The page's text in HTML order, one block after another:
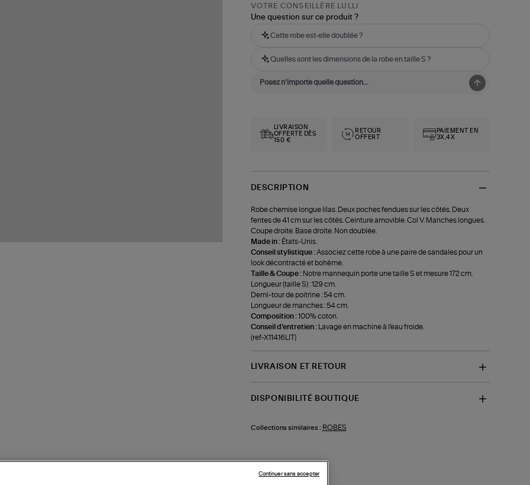
VOTRE CONSEILLÈRE LULLI
Une question sur ce produit ?
Cette robe est-elle doublée ?
Quelles sont les dimensions de la robe en taille S ?
LIVRAISON
OFFERTE DÈS
150 €
RETOUR
OFFERT
PAIEMENT EN
3X,4X
DESCRIPTION
Robe chemise longue lilas. Deux poches fendues sur les côtés. Deux
fentes de 41 cm sur les côtés. Ceinture amovible. Col V. Manches longues.
Coupe droite. Base droite. Non doublée.
Made in : États-Unis.
Conseil stylistique :Associez cette robe à une paire de sandales pour un
look décontracté et bohème.
Taille & Coupe : Notre mannequin porte une taille S et mesure 172 cm.
Longueur (taille S) : 129 cm.
Demi-tour de poitrine : 54 cm.
Longueur de manches : 54 cm.
Composition :100% coton.
Conseil d'entretien :
Lavage en machine à l'eau froide.
(ref-X11416LIT)
LIVRAISON ET RETOUR
DISPONIBILITÉ BOUTIQUE
Collections similaires : ROBES
Continuer sans accepter